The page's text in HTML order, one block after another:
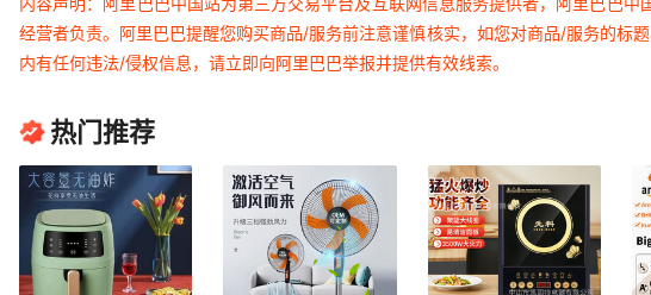
经营者负责。阿里巴巴提醒您购买商品/服务前注意谨慎核实，如您对商品/服务的标
内有任何违法/侵权信息，请立即向阿里巴巴举报并提供有效线索。
热门推荐